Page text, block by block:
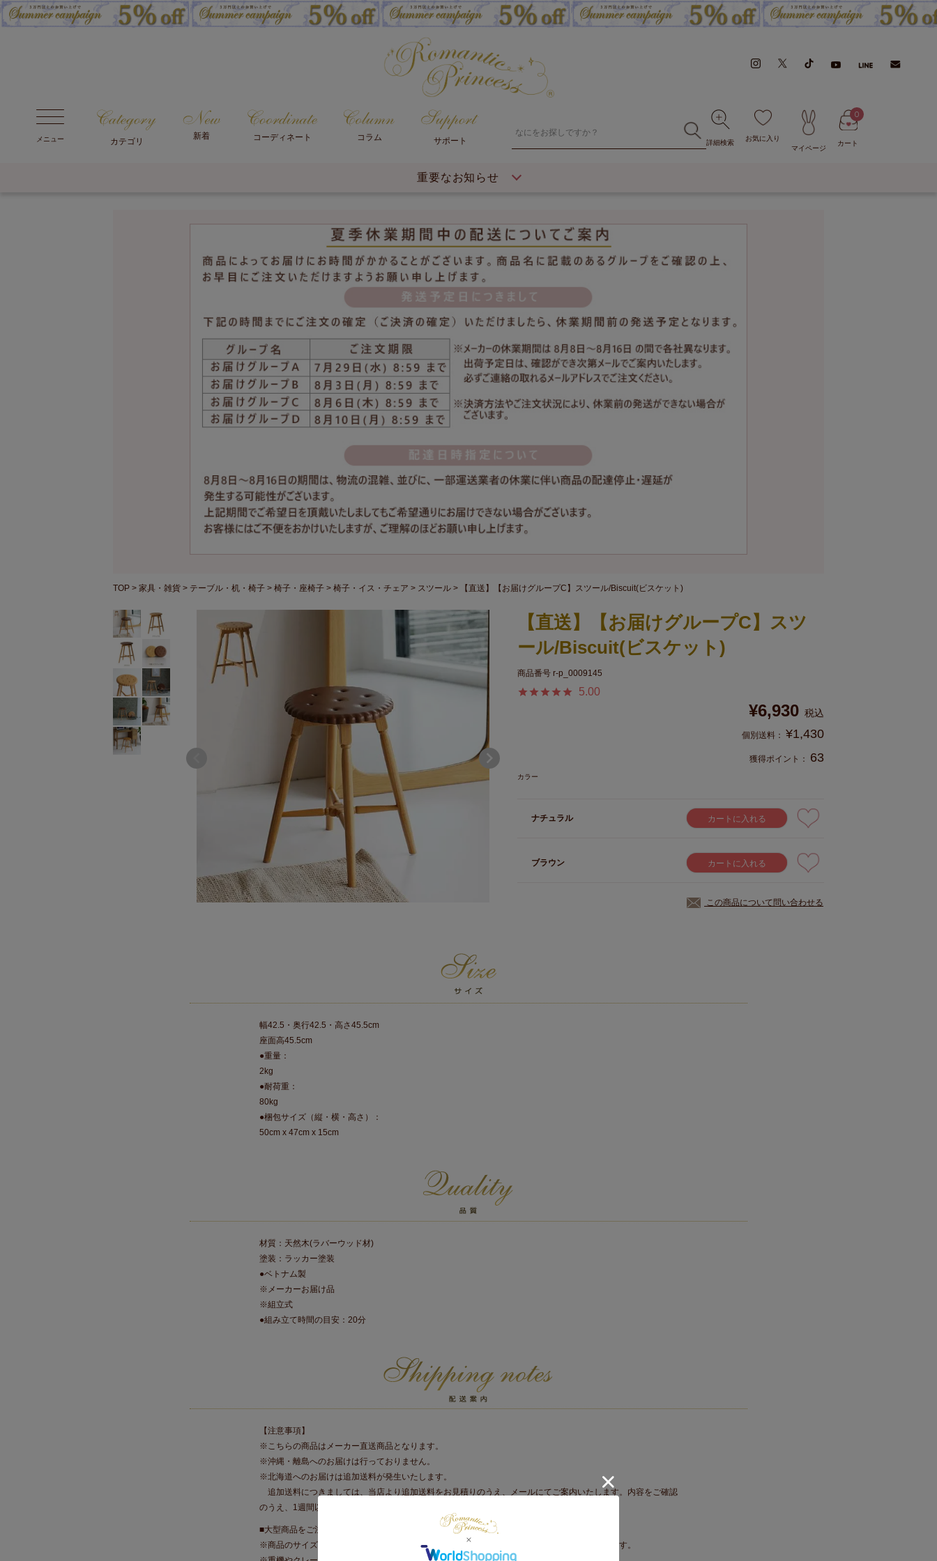
メニュー カテゴリ
新着 コーディネート コラム サポート 詳細検索
お気に入り
マイページ
カート
0
重要なお知らせ
TOP 家具・雑貨 テーブル・机・椅子 椅子・座椅子 椅子・イス・チェア スツール 【直送】【お届けグループC】スツール/Biscuit(ビスケット)
【直送】【お届けグループC】スツ
ール/Biscuit(ビスケット)
商品番号 r-p_0009145
5.00
¥6,930 税込
¥1,430
獲得ポイント： 63
カラー
ナチュラル カートに入れる
ブラウン カートに入れる
この商品について問い合わせる
幅42.5・奥行42.5・高さ45.5cm
座面高45.5cm
●重量：
2kg
●耐荷重：
80kg
●梱包サイズ（縦・横・高さ）：
50cm x 47cm x 15cm
材質：天然木(ラバーウッド材)
塗装：ラッカー塗装
●ベトナム製
※メーカーお届け品
※組立式
●組み立て時間の目安：20分
【注意事項】
※こちらの商品はメーカー直送商品となります。
※沖縄・離島へのお届けは行っておりません。
※北海道へのお届けは追加送料が発生いたします。
追加送料につきましては、当店より追加送料をお見積りのうえ、メールにてご案内いたします。内容をご確認
のうえ、1週間以内にご返信ください。
■大型商品をご注文の際の注意事項
※商品のサイズや重さ等を目安に玄関口（エレベータ）で搬入が可能か事前に確認をお願いします。